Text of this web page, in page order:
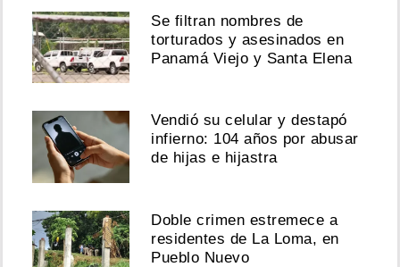
Se filtran nombres de
torturados y asesinados en
Panamá Viejo y Santa Elena
Vendió su celular y destapó
infierno: 104 años por abusar
de hijas e hijastra
Doble crimen estremece a
residentes de La Loma, en
Pueblo Nuevo